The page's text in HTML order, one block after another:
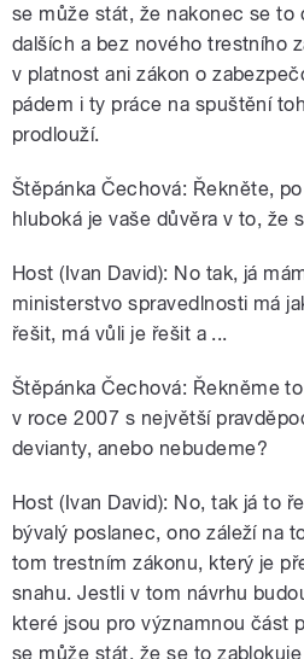
se může stát, že nakonec se to
dalších a bez nového trestního
v platnost ani zákon o
pádem i ty práce na spuštění
prodlouží.
Štěpánka Čechová: Řekněte,
hluboká je vaše důvěra v to, že
Host (Ivan David): No tak, já
ministerstvo spravedlnosti má
řešit, má vůli je řešit a ...
Štěpánka Čechová: Řekněme
v roce 2007 s největší
devianty, anebo nebudeme?
Host (Ivan David): No, tak já to
bývalý poslanec, ono záleží na
tom trestním zákonu, který je
snahu. Jestli v tom návrhu
které jsou pro významnou část
se může stát, že se to